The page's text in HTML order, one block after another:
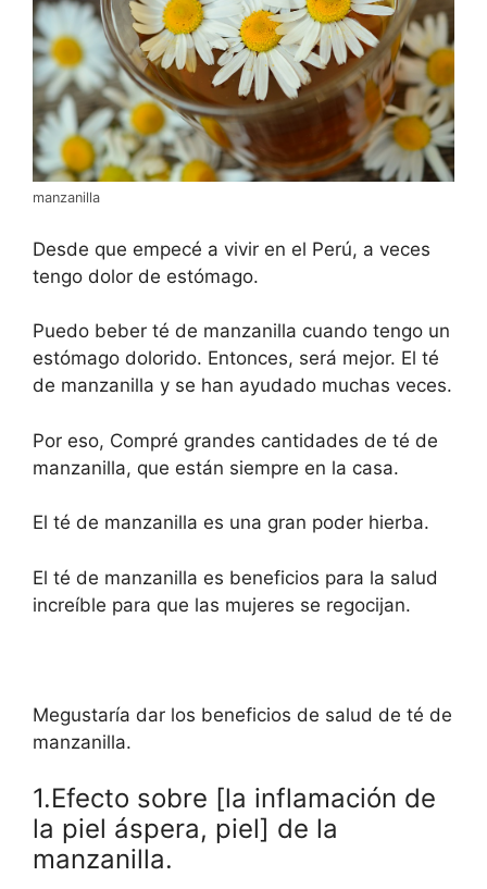
manzanilla
Desde que empecé a vivir en el Perú, a veces
tengo dolor de estómago.
Puedo beber té de manzanilla cuando tengo un
estómago dolorido. Entonces, será mejor. El té
de manzanilla y se han ayudado muchas veces.
Por eso, Compré grandes cantidades de té de
manzanilla, que están siempre en la casa.
El té de manzanilla es una gran poder hierba.
El té de manzanilla es beneficios para la salud
increíble para que las mujeres se regocijan.
Megustaría dar los beneficios de salud de té de
manzanilla.
1.Efecto sobre [la inflamación de
la piel áspera, piel] de la
manzanilla.